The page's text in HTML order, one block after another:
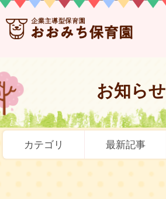
お知らせ
カテゴリ 最新記事